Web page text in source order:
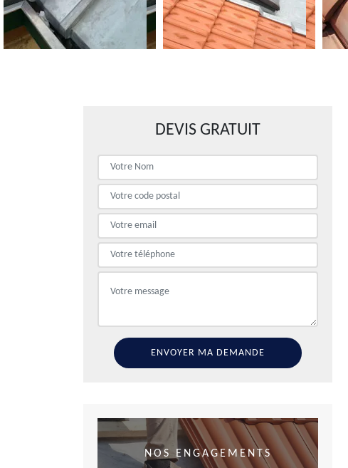
DEVIS GRATUIT
NOS ENGAGEMENTS